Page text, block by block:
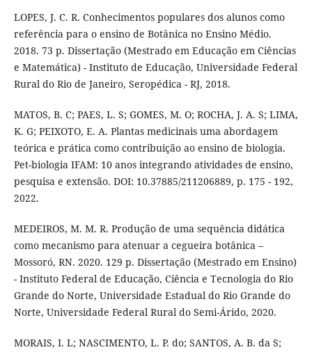
LOPES, J. C. R. Conhecimentos populares dos alunos como
referência para o ensino de Botânica no Ensino Médio.
2018. 73 p. Dissertação (Mestrado em Educação em Ciências
e Matemática) - Instituto de Educação, Universidade Federal
Rural do Rio de Janeiro, Seropédica - RJ, 2018.
MATOS, B. C; PAES, L. S; GOMES, M. O; ROCHA, J. A. S; LIMA,
K. G; PEIXOTO, E. A. Plantas medicinais uma abordagem
teórica e prática como contribuição ao ensino de biologia.
Pet-biologia IFAM: 10 anos integrando atividades de ensino,
pesquisa e extensão. DOI: 10.37885/211206889, p. 175 - 192,
2022.
MEDEIROS, M. M. R. Produção de uma sequência didática
como mecanismo para atenuar a cegueira botânica –
Mossoró, RN. 2020. 129 p. Dissertação (Mestrado em Ensino)
- Instituto Federal de Educação, Ciência e Tecnologia do Rio
Grande do Norte, Universidade Estadual do Rio Grande do
Norte, Universidade Federal Rural do Semi-Árido, 2020.
MORAIS, I. L; NASCIMENTO, L. P. do; SANTOS, A. B. da S;